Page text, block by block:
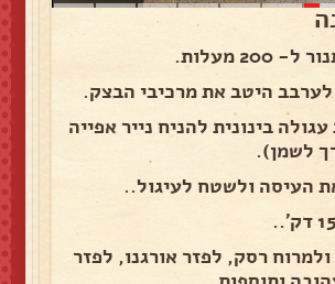
מעלות.
היטב את מרכיבי הבצק.
בינונית להניח נייר אפייה
לשמן).
העיסה ולשטח לעיגול..
רסק, לפזר אורגנו, לפזר